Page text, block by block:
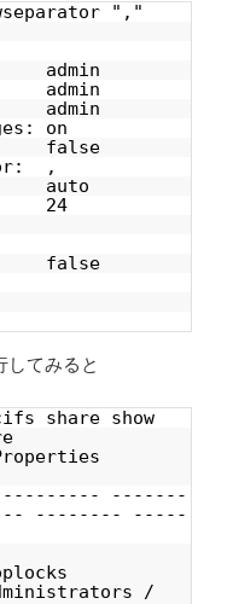
","
admin
admin
on
false
,
auto
24
false
してみると
share show
-------
-------- -----
c$
/